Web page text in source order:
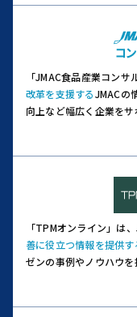
「JMAC食品産業コンサ
改革を支援するJMACの
向上など幅広く企業をサ
「TPMオンライン」は
善に役立つ情報を提供す
ゼンの事例やノウハウを